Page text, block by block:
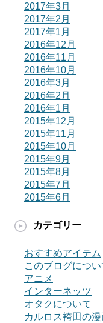
2017年3月
2017年2月
2017年1月
2016年12月
2016年11月
2016年10月
2016年3月
2016年2月
2016年1月
2015年12月
2015年11月
2015年10月
2015年9月
2015年8月
2015年7月
2015年6月
カテゴリー
おすすめアイテム
このブログについ
アニメ
インターネッツ
オタクについて
カルロス袴田の